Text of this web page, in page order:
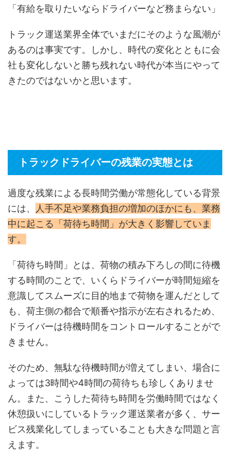
「有給を取りたいならドライバーなど務まらない」
トラック運送業界全体でいまだにそのような風潮が
あるのは事実です。しかし、時代の変化とともに会
社も変化しないと勝ち残れない時代が本当にやって
きたのではないかと思います。
トラックドライバーの残業の実態とは
過度な残業による長時間労働が常態化している背景
には、
人手不足や業務負担の増加のほかにも、業務
中に起こる「荷待ち時間」が大きく影響していま
す。
「荷待ち時間」とは、荷物の積み下ろしの間に待機
する時間のことで、いくらドライバーが時間短縮を
意識してスムーズに目的地まで荷物を運んだとして
も、荷主側の都合で順番や指示が左右されるため、
ドライバーは待機時間をコントロールすることがで
きません。
そのため、無駄な待機時間が増えてしまい、場合に
よっては3時間や4時間の荷待ちも珍しくありませ
ん。また、こうした荷待ち時間を労働時間ではなく
休憩扱いにしているトラック運送業者が多く、サー
ビス残業化してしまっていることも大きな問題と言
えます。